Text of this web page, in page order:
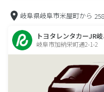
岐阜県岐阜市米屋町から
トヨタレンタカーJR
岐阜市加納栄町通2-1-